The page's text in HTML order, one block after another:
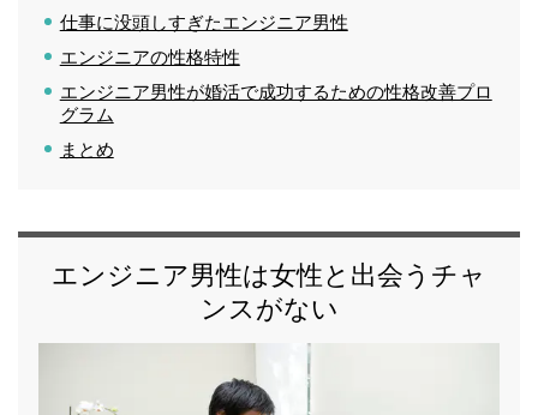
仕事に没頭しすぎたエンジニア男性
エンジニアの性格特性
エンジニア男性が婚活で成功するための性格改善プロ
グラム
まとめ
エンジニア男性は女性と出会うチャ
ンスがない